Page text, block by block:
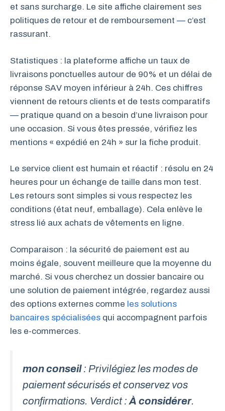
et sans surcharge. Le site affiche clairement ses
politiques de retour et de remboursement — c’est
rassurant.
Statistiques : la plateforme affiche un taux de
livraisons ponctuelles autour de 90% et un délai de
réponse SAV moyen inférieur à 24h. Ces chiffres
viennent de retours clients et de tests comparatifs
— pratique quand on a besoin d’une livraison pour
une occasion. Si vous êtes pressée, vérifiez les
mentions « expédié en 24h » sur la fiche produit.
Le service client est humain et réactif : résolu en 24
heures pour un échange de taille dans mon test.
Les retours sont simples si vous respectez les
conditions (état neuf, emballage). Cela enlève le
stress lié aux achats de vêtements en ligne.
Comparaison : la sécurité de paiement est au
moins égale, souvent meilleure que la moyenne du
marché. Si vous cherchez un dossier bancaire ou
une solution de paiement intégrée, regardez aussi
des options externes comme les solutions
bancaires spécialisées qui accompagnent parfois
les e-commerces.
mon conseil: Privilégiez les modes de
paiement sécurisés et conservez vos
confirmations. Verdict : À considérer.